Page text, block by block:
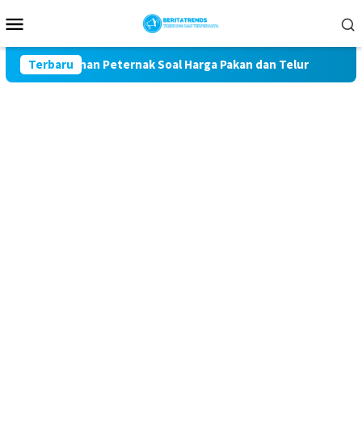
ke
Mobile
Terbaru
Kawal Keluhan Peternak Soal Harga Pakan dan Telur